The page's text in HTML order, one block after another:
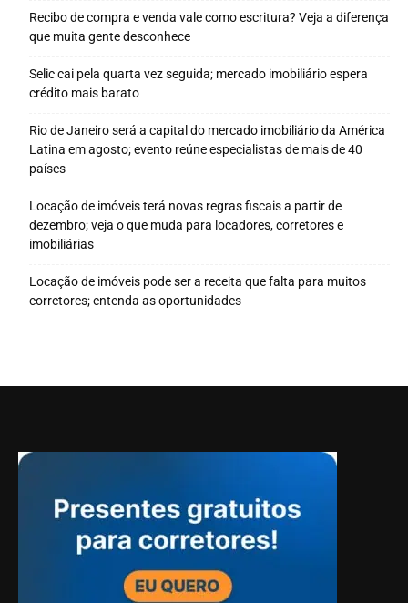
Selic cai pela quarta vez seguida; mercado imobiliário espera
crédito mais barato
Rio de Janeiro será a capital do mercado imobiliário da América
países
Locação de imóveis terá novas regras fiscais a partir de
dezembro; veja o que muda para locadores, corretores e
imobiliárias
Locação de imóveis pode ser a receita que falta para muitos